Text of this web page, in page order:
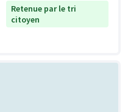
Retenue par le tri
citoyen